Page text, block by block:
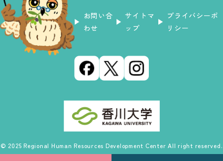
お問い合
わせ
サイトマ
ップ
プライバシーポ
リシー
© 2025 Regional Human Resources Development Center All right reserved.